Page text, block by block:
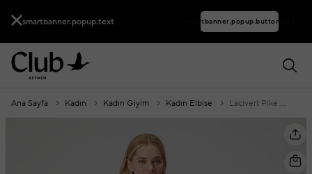
smartbanner.popup.text smartbanner.popup.buttontext
Ana Sayfa Kadın Kadın Giyim Kadın Elbise Lacivert Pike Mini Polo Elbise